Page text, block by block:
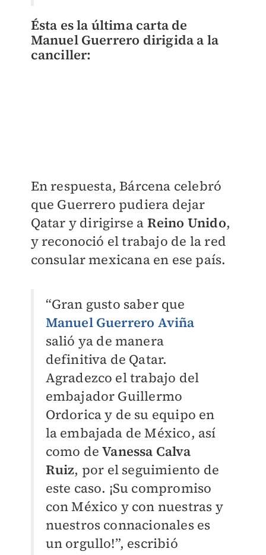
Ésta es la última carta de
Manuel Guerrero dirigida a la
canciller:
En respuesta, Bárcena celebró
que Guerrero pudiera dejar
Qatar y dirigirse a Reino Unido,
y reconoció el trabajo de la red
consular mexicana en ese país.
“Gran gusto saber que
Manuel Guerrero Aviña
salió ya de manera
definitiva de Qatar.
Agradezco el trabajo del
embajador Guillermo
Ordorica y de su equipo en
la embajada de México, así
como deVanessa Calva
Ruiz, por el seguimiento de
este caso. ¡Su compromiso
con México y con nuestras y
nuestros connacionales es
un orgullo!”, escribió